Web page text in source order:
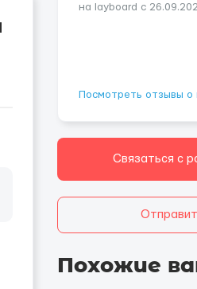
на layboard с
Посмотреть отзывы
Связаться с
Похожие